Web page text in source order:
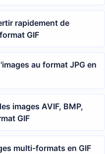
bureautiques
rapidement de
GIF
au format JPG en
images AVIF, BMP,
GIF
multi-formats en GIF